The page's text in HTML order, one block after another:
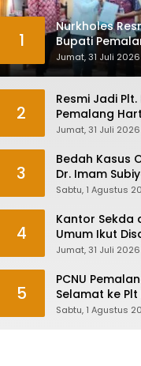
1
Nurkholes
Bupati
Publik Dijamin
Jumat, 31 Juli 2026
2
Resmi Jadi
Pemalang
Nurkholes
Jumat, 31 Juli
3
Bedah Kasus
Dr. Imam
Hukum
Sabtu, 1 Agustus
4
Kantor Sekda
Umum Ikut
Geledah
Jumat, 31 Juli 2026
5
PCNU
Selamat ke
Nurkholes:
Sabtu, 1 Agustus